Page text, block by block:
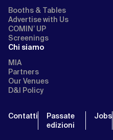
Booths & Tables
Advertise with Us
COMIN’ UP
Screenings
Chi siamo
MIA
Partners
Our Venues
D&I Policy
Contatti
Passate
edizioni
Jobs